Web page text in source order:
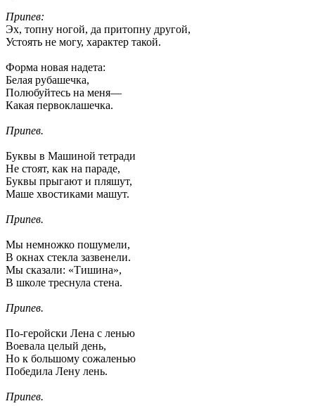
Припев:
Эх, топну ногой, да притопну другой,
Устоять не могу, характер такой.
Форма новая надета:
Белая рубашечка,
Полюбуйтесь на меня—
Какая первоклашечка.
Припев.
Буквы в Машиной тетради
Не стоят, как на параде,
Буквы прыгают и пляшут,
Маше хвостиками машут.
Припев.
Мы немножко пошумели,
В окнах стекла зазвенели.
Мы сказали: «Тишина»,
В школе треснула стена.
Припев.
По-геройски Лена с ленью
Воевала целый день,
Но к большому сожаленью
Победила Лену лень.
Припев.